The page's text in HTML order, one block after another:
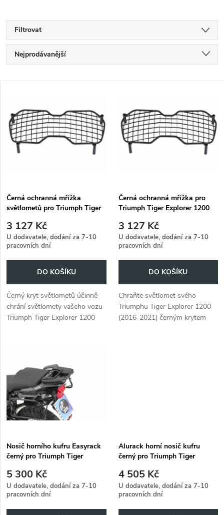
Filtrovat
Ř
a
z
e
n
p
r
o
d
u
ů
Nejprodávanější
Abecedně
ý
p
s
p
r
o
d
u
t
ů
Černá ochranná mřížka
světlometů pro Triumph Tiger
3 127 Kč
U dodavatele, dodání za 7-10
pracovních dní
DO KOŠÍKU
Černý kryt světlometů účinně
chrání světlomety vašeho vozu
Triumph Tiger Explorer 1200
Černá ochranná mřížka pro
Triumph Tiger Explorer 1200
3 127 Kč
U dodavatele, dodání za 7-10
pracovních dní
DO KOŠÍKU
Chraňte světlomet svého
Triumphu Tiger Explorer 1200
(2016-2021) černým krytem
Nosič horního kufru Easyrack
černý pro Triumph Tiger
5 300 Kč
U dodavatele, dodání za 7-10
pracovních dní
Alurack horní nosič kufru
černý pro Triumph Tiger
4 505 Kč
U dodavatele, dodání za 7-10
pracovních dní